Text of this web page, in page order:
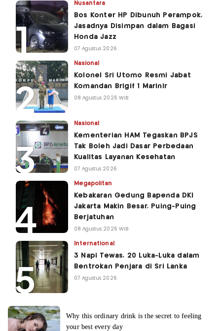
Nusantara
Bos Konter HP Dibunuh Perampok,
Jasadnya Disimpan dalam Bagasi
Honda Jazz
07 Agustus 2026
Nasional
Kolonel Sri Utomo Resmi Jabat
Komandan Brigif 1 Marinir
08 Agustus 2026 WIB
Nasional
Kementerian HAM Tegaskan BPJS
Tak Boleh Jadi Dasar Perbedaan
Kualitas Layanan Kesehatan
07 Agustus 2026
Megapolitan
Kebakaran Gedung Bapenda DKI
Jakarta Makin Besar, Puing-Puing
Berjatuhan
08 Agustus 2026 WIB
International
3 Napi Tewas, 20 Luka-Luka dalam
Bentrokan Penjara di Sri Lanka
07 Agustus 2026